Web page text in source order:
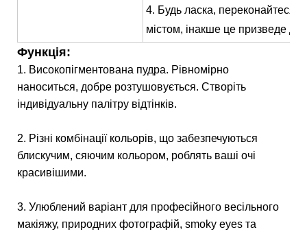
4. Будь ласка, переконайтеся,
містом, інакше це призведе до
Функція:
1. Високопігментована пудра. Рівномірно
наноситься, добре розтушовується. Створіть
індивідуальну палітру відтінків.
2. Різні комбінації кольорів, що забезпечуються
блискучим, сяючим кольором, роблять ваші очі
красивішими.
3. Улюблений варіант для професійного весільного
макіяжу, природних фотографій, smoky eyes та